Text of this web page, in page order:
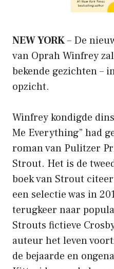
NEW YORK– De
van Oprah Winfrey
bekende gezichten –
opzicht.
Winfrey kondigde
Me Everything” had
roman van Pulitzer
Strout. Het is de
boek van Strout
een selectie was in
terugkeer naar
Strouts fictieve
auteur het leven
de bejaarde en